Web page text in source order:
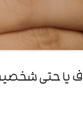
یا حتی